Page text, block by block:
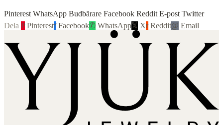
Pinterest WhatsApp Budbärare Facebook Reddit E-post Twitter
Dela PPinterestfFacebook✆ WhatsApp𝕏 XrReddit@ Email